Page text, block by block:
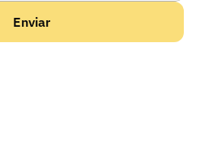
Enviar